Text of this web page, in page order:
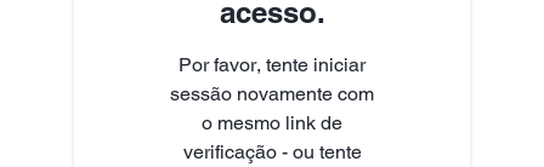
acesso.
Por favor, tente iniciar
sessão novamente com
o mesmo link de
verificação - ou tente